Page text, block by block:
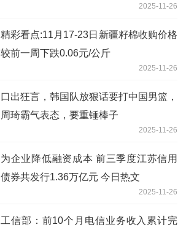
2025-11-26
精彩看点:11月17-23日新疆籽棉收购价格
较前一周下跌0.06元/公斤
2025-11-26
口出狂言，韩国队放狠话要打中国男篮，
周琦霸气表态，要重锤棒子
2025-11-26
为企业降低融资成本 前三季度江苏信用
债券共发行1.36万亿元 今日热文
2025-11-26
工信部：前10个月电信业务收入累计完